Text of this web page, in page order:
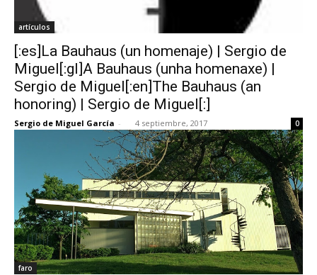
artículos
[:es]La Bauhaus (un homenaje) | Sergio de
Miguel[:gl]A Bauhaus (unha homenaxe) |
Sergio de Miguel[:en]The Bauhaus (an
honoring) | Sergio de Miguel[:]
Sergio de Miguel García - 4 septiembre, 2017 0
faro